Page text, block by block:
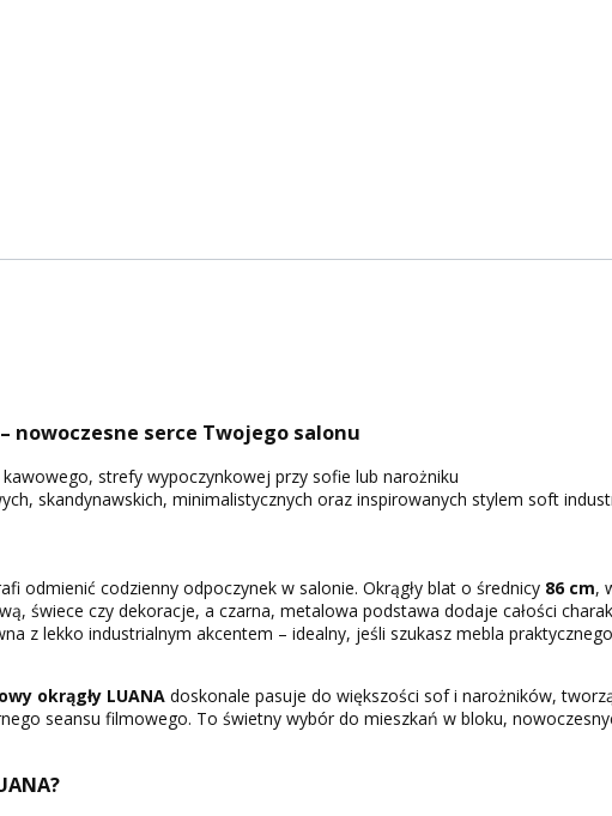
nowoczesne serce Twojego salonu
strefy wypoczynkowej przy sofie lub narożniku
skandynawskich, minimalistycznych oraz inspirowanych stylem soft
odmienić codzienny odpoczynek w salonie. Okrągły blat o średnicy 86 cm,
świece czy dekoracje, a czarna, metalowa podstawa dodaje całości
z lekko industrialnym akcentem – idealny, jeśli szukasz mebla
okrągły LUANAdoskonale pasuje do większości sof i narożników,
seansu filmowego. To świetny wybór do mieszkań w bloku,